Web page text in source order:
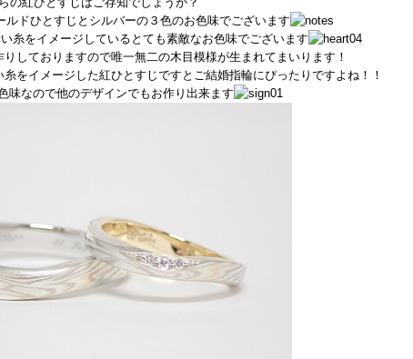
ルドひとすじとシルバーの３色のお色味でございます
糸をイメージしているとても素敵なお色味でございます
しておりますので唯一無二の木目模様が生まれてまいります！
をイメージした紅ひとすじですとご結婚指輪にぴったりですよね！！
味なので他のデザインでもお作り出来ます